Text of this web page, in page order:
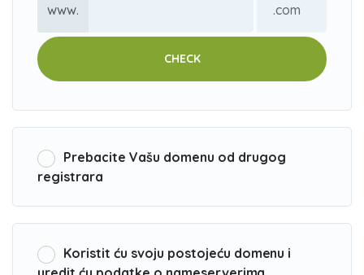
www.
CHECK
Prebacite Vašu domenu od drugog
registrara
Koristit ću svoju postojeću domenu i